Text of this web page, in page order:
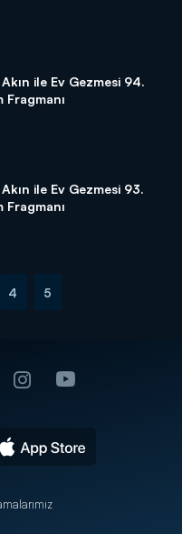
ile Ev Gezmesi 94.
Fragmanı
ile Ev Gezmesi 93.
Fragmanı
4 5